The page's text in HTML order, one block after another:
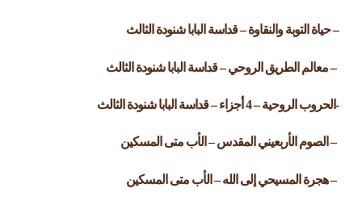
– حياة التوبة والنقاوة – قداسة البابا شنودة الثالث
– معالم الطريق الروحي – قداسة البابا شنودة الثالث
-الحروب الروحية – 4 أجزاء – قداسة البابا شنودة الثالث
– الصوم الأربعيني المقدس – الأب متى المسكين
– هجرة المسيحي إلى الله – الأب متى المسكين